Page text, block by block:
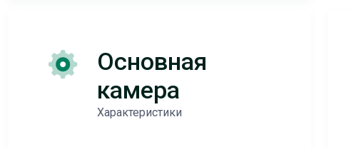
Основная
камера
Характеристики